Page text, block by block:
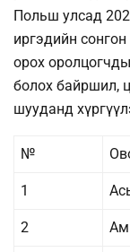
Польш улсад
иргэдийн
орох
болох байршил,
шууданд
№
1
2